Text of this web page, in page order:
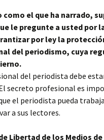
como el que ha narrado,
le pregunte a usted por
por ley la
del periodismo, cuya
del periodista debe
secreto profesional es
el periodista pueda
a sus lectores.
Libertad de los Medios de